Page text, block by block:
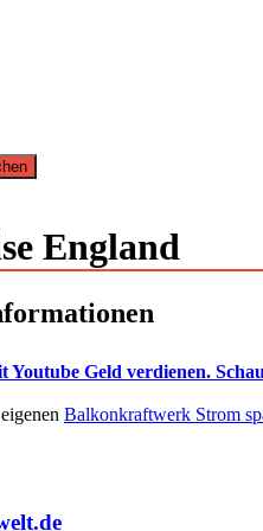
und Tipps
England
Youtube Geld verdienen.
Balkonkraftwerk Strom